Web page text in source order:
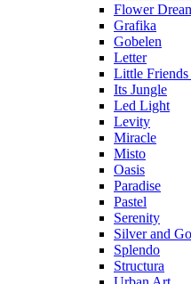
Flower
Grafika
Gobelen
Letter
Little Friends
Its Jungle
Led Light
Levity
Miracle
Misto
Oasis
Paradise
Pastel
Serenity
Silver and
Splendo
Structura